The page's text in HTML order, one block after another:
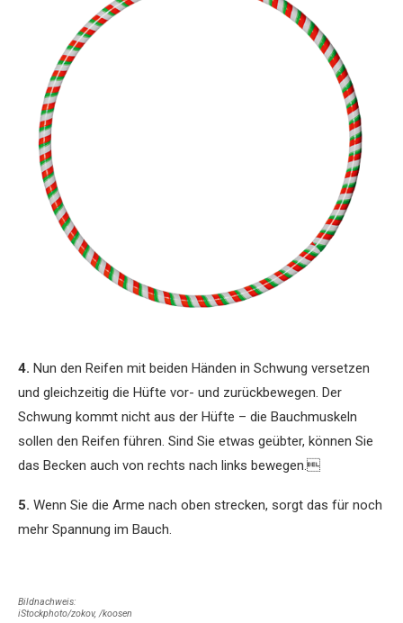
4. Nun den Reifen mit beiden Händen in Schwung versetzen
und gleichzeitig die Hüfte vor- und zurückbewegen. Der
Schwung kommt nicht aus der Hüfte – die Bauchmuskeln
sollen den Reifen führen. Sind Sie etwas geübter, können Sie
das Becken auch von rechts nach links bewegen.
5. Wenn Sie die Arme nach oben strecken, sorgt das für noch
mehr Spannung im Bauch.
Bildnachweis:
iStockphoto/zokov, /koosen